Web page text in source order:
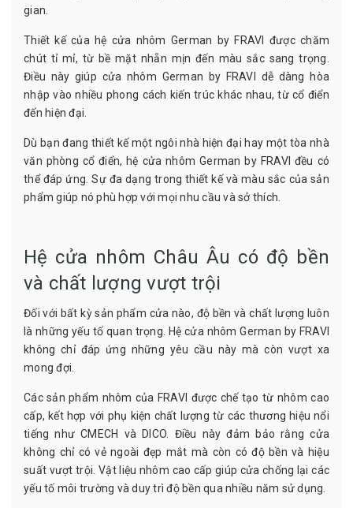
gian.
Thiết kế của hệ cửa nhôm German by FRAVI được chăm
chút tỉ mỉ, từ bề mặt nhẵn mịn đến màu sắc sang trọng.
Điều này giúp cửa nhôm German by FRAVI dễ dàng hòa
nhập vào nhiều phong cách kiến trúc khác nhau, từ cổ điển
đến hiện đại.
Dù bạn đang thiết kế một ngôi nhà hiện đại hay một tòa nhà
văn phòng cổ điển, hệ cửa nhôm German by FRAVI đều có
thể đáp ứng. Sự đa dạng trong thiết kế và màu sắc của sản
phẩm giúp nó phù hợp với mọi nhu cầu và sở thích.
Hệ cửa nhôm Châu Âu có độ bền
và chất lượng vượt trội
Đối với bất kỳ sản phẩm cửa nào, độ bền và chất lượng luôn
là những yếu tố quan trọng. Hệ cửa nhôm German by FRAVI
không chỉ đáp ứng những yêu cầu này mà còn vượt xa
mong đợi.
Các sản phẩm nhôm của FRAVI được chế tạo từ nhôm cao
cấp, kết hợp với phụ kiện chất lượng từ các thương hiệu nổi
tiếng như CMECH và DICO. Điều này đảm bảo rằng cửa
không chỉ có vẻ ngoài đẹp mắt mà còn có độ bền và hiệu
suất vượt trội. Vật liệu nhôm cao cấp giúp cửa chống lại các
yếu tố môi trường và duy trì độ bền qua nhiều năm sử dụng.